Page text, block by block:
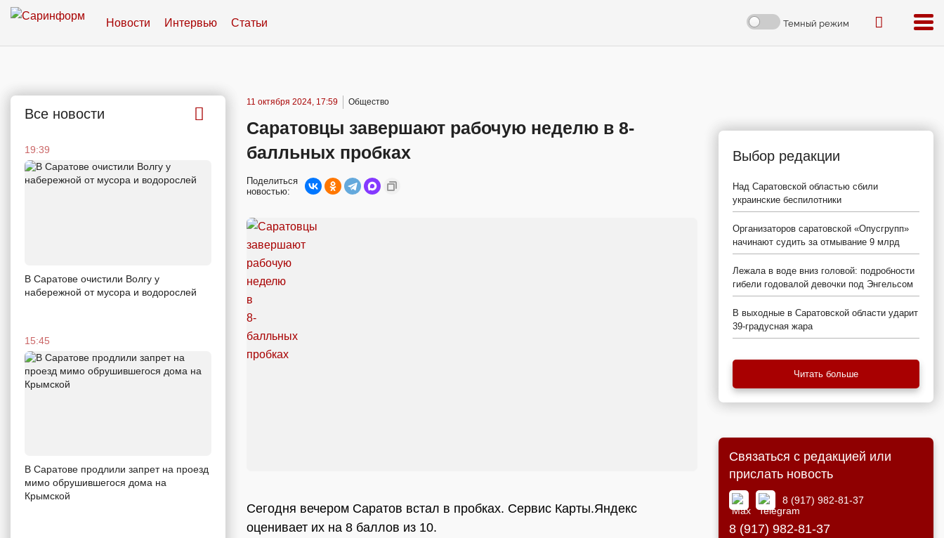
Новости Интервью Статьи Темный режим
Все новости
19:39
В Саратове очистили Волгу у
набережной от мусора и водорослей
15:45
В Саратове продлили запрет на проезд
мимо обрушившегося дома на
Крымской
11 октября 2024, 17:59 Общество
Саратовцы завершают рабочую неделю в 8-
балльных пробках
Поделиться
новостью:
Сегодня вечером Саратов встал в пробках. Сервис Карты.Яндекс
оценивает их на 8 баллов из 10.
Выбор редакции
Над Саратовской областью сбили
украинские беспилотники
Организаторов саратовской «Опусгрупп»
начинают судить за отмывание 9 млрд
Лежала в воде вниз головой: подробности
гибели годовалой девочки под Энгельсом
В выходные в Саратовской области ударит
39-градусная жара
Читать больше
Связаться с редакцией или
прислать новость
8 (917) 982-81-37
8 (917) 982-81-37